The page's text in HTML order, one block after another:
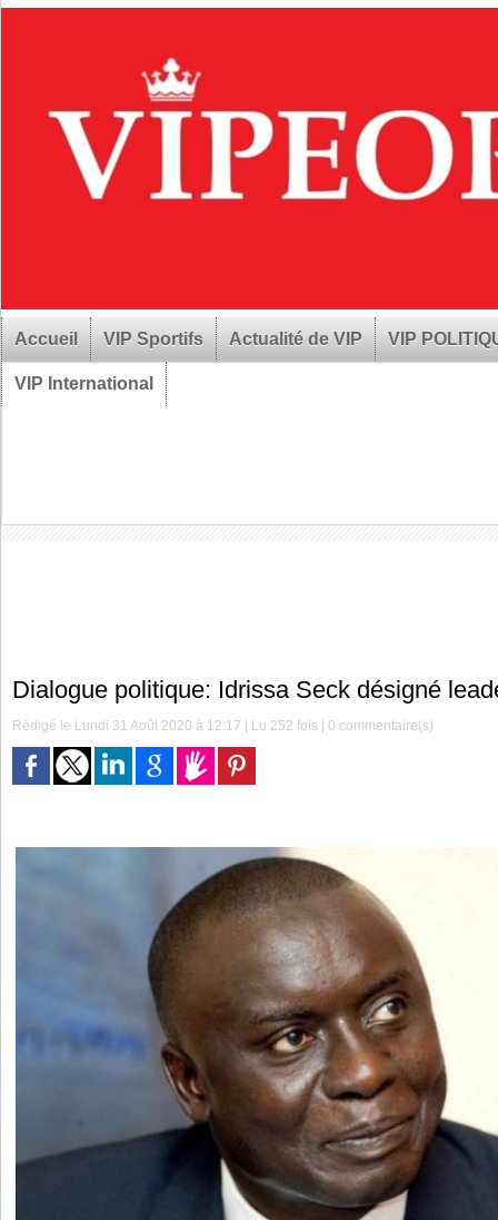
Accueil VIP Sportifs Actualité de VIP VIP
VIP International
Dialogue politique: Idrissa Seck désigné
Rédigé le Lundi 31 Août 2020 à 12:17 | Lu 252 fois |0 commentaire(s)